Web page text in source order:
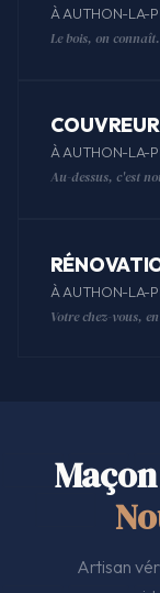
À AUTHON-LA-
Le bois, on connaît.
COUVREUR
À AUTHON-LA-
Au-dessus, c'est
À AUTHON-LA-
Votre chez-vous,
Artisan